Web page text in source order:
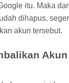
itu. Maka
dihapus,
akun tersebut.